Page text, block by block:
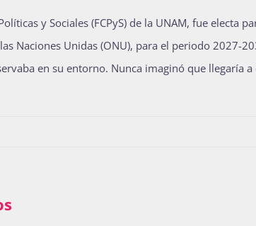
y Sociales (FCPyS) de la UNAM, fue electa
Naciones Unidas (ONU), para el periodo 2027-
en su entorno. Nunca imaginó que llegaría a